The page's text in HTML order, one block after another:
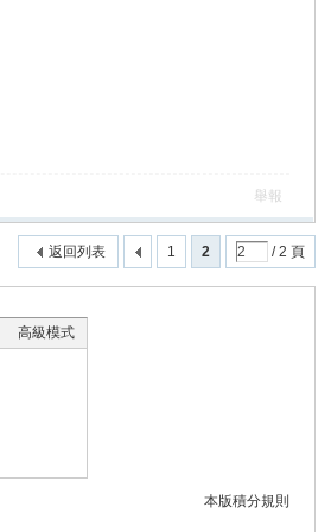
舉報
1 2 / 2 頁
返回列表
高級模式
本版積分規則